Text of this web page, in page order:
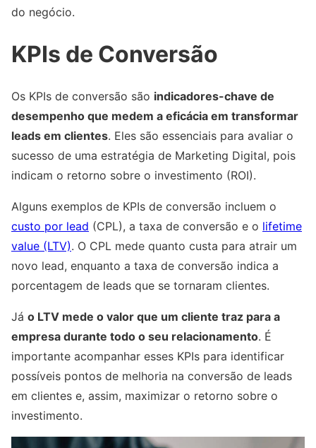
do negócio.
KPIs de Conversão
Os KPIs de conversão são indicadores-chave de
desempenho que medem a eficácia em transformar
leads em clientes. Eles são essenciais para avaliar o
sucesso de uma estratégia de Marketing Digital, pois
indicam o retorno sobre o investimento (ROI).
Alguns exemplos de KPIs de conversão incluem o
custo por lead (CPL), a taxa de conversão e o lifetime
value (LTV). O CPL mede quanto custa para atrair um
novo lead, enquanto a taxa de conversão indica a
porcentagem de leads que se tornaram clientes.
Já o LTV mede o valor que um cliente traz para a
empresa durante todo o seu relacionamento. É
importante acompanhar esses KPIs para identificar
possíveis pontos de melhoria na conversão de leads
em clientes e, assim, maximizar o retorno sobre o
investimento.